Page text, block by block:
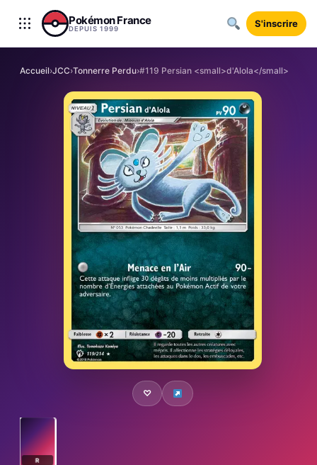
Aller au contenu
Pokémon France
DEPUIS 1999 S'inscrire
Accueil›JCC›Tonnerre Perdu›#119 Persian <small>d'Alola</small>
♡
R